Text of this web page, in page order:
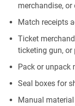
merchandise,
Match receipts
Ticket
ticketing gun, or
Pack or unpack
Seal boxes for
Manual